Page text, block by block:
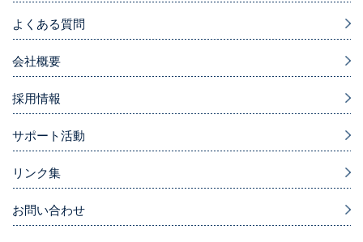
よくある質問
会社概要
採用情報
サポート活動
リンク集
お問い合わせ